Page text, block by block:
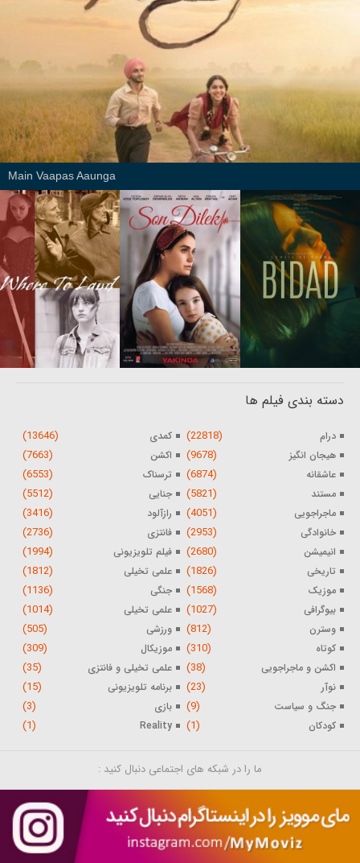
Main Vaapas Aaunga
دسته بندی فیلم ها
درام (22818) کمدی (13646)
هیجان انگیز (9678) اکشن (7663)
عاشقانه (6874) ترسناک (6553)
مستند (5821) جنایی (5512)
ماجراجویی (4051) رازآلود (3416)
خانوادگی (2953) فانتزی (2736)
انیمیشن (2680) فیلم تلویزیونی (1994)
تاریخی (1826) علمی تخیلی (1812)
موزیک (1568) جنگی (1136)
بیوگرافی (1027) علمی تخیلی (1014)
وسترن (812) ورزشی (505)
کوتاه (310) موزیکال (309)
اکشن و ماجراجویی (38) علمی تخیلی و فانتزی (35)
نوآر (23) برنامه تلویزیونی (15)
جنگ و سیاست (9) بازی (3)
کودکان (1)
Reality
(1)
ما را در شبکه های اجتماعی دنبال کنید :